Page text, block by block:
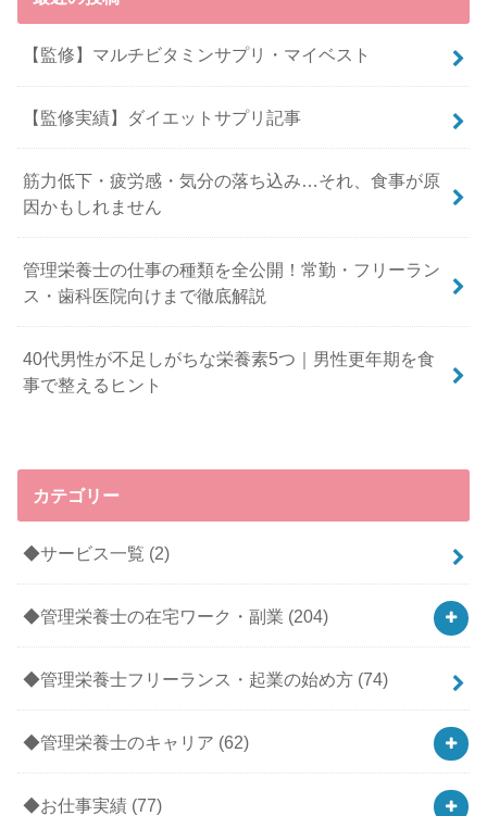
【監修】マルチビタミンサプリ・マイベスト
【監修実績】ダイエットサプリ記事
筋力低下・疲労感・気分の落ち込み…それ、食事が原
因かもしれません
管理栄養士の仕事の種類を全公開！常勤・フリーラン
ス・歯科医院向けまで徹底解説
40代男性が不足しがちな栄養素5つ｜男性更年期を食
事で整えるヒント
カテゴリー
◆サービス一覧 (2)
◆管理栄養士の在宅ワーク・副業 (204)
◆管理栄養士フリーランス・起業の始め方 (74)
◆管理栄養士のキャリア (62)
◆お仕事実績 (77)